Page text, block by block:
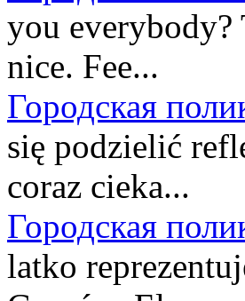
you everybody?
nice. Fee...
Городская
się podzielić
coraz cieka...
Городская
latko